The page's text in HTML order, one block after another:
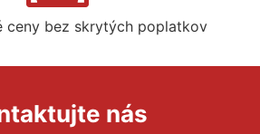
ceny bez skrytých poplatkov
nás